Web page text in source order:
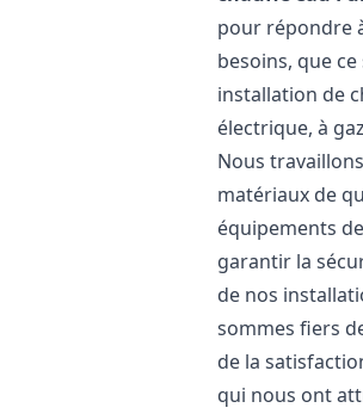
pour répondre
besoins, que
installation de
électrique, à
Nous
matériaux de
équipements
garantir la
de nos
sommes fiers
de la
qui nous ont